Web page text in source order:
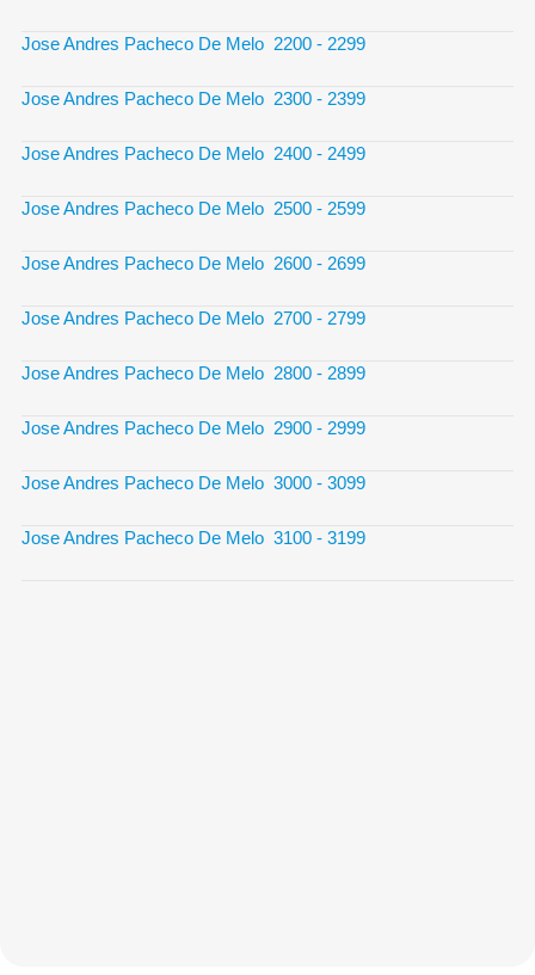
Jose Andres Pacheco De Melo 2200 - 2299
Jose Andres Pacheco De Melo 2300 - 2399
Jose Andres Pacheco De Melo 2400 - 2499
Jose Andres Pacheco De Melo 2500 - 2599
Jose Andres Pacheco De Melo 2600 - 2699
Jose Andres Pacheco De Melo 2700 - 2799
Jose Andres Pacheco De Melo 2800 - 2899
Jose Andres Pacheco De Melo 2900 - 2999
Jose Andres Pacheco De Melo 3000 - 3099
Jose Andres Pacheco De Melo 3100 - 3199